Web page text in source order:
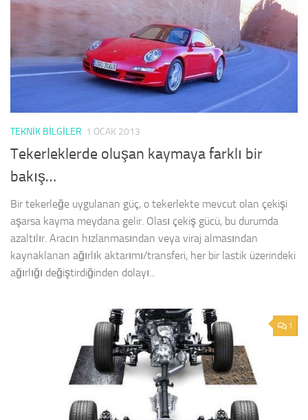
TEKNIK BILGILER 1 OCAK 2013
Tekerleklerde oluşan kaymaya farklı bir
bakış…
Bir tekerleğe uygulanan güç, o tekerlekte mevcut olan çekişi
aşarsa kayma meydana gelir. Olası çekiş gücü, bu durumda
azaltılır. Aracın hızlanmasından veya viraj almasından
kaynaklanan ağırlık aktarımı/transferi, her bir lastik üzerindeki
ağırlığı değiştirdiğinden dolayı...
1